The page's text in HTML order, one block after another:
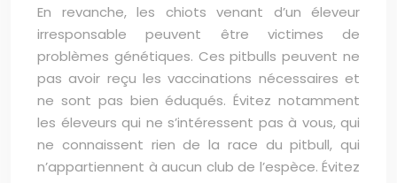
En revanche, les chiots venant d’un éleveur
irresponsable peuvent être victimes de
problèmes génétiques. Ces pitbulls peuvent ne
pas avoir reçu les vaccinations nécessaires et
ne sont pas bien éduqués. Évitez notamment
les éleveurs qui ne s’intéressent pas à vous, qui
ne connaissent rien de la race du pitbull, qui
n’appartiennent à aucun club de l’espèce. Évitez